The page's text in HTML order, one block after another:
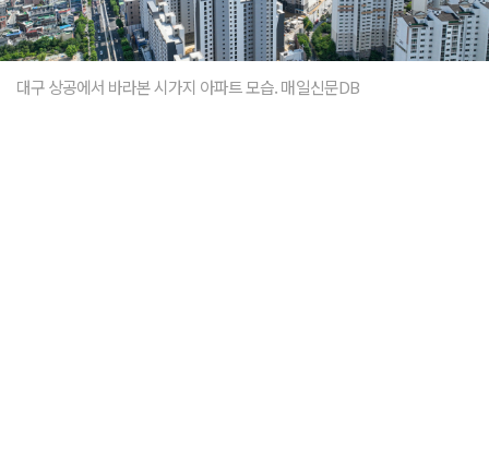
대구 상공에서 바라본 시가지 아파트 모습. 매일신문DB